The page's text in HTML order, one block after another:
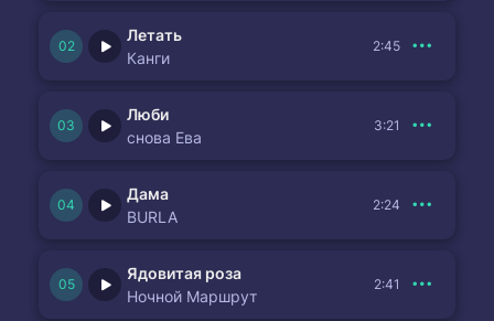
Летать
Канги
2:45
Люби
снова Ева
3:21
Дама
BURLA
2:24
Ядовитая роза
Ночной Маршрут
2:41